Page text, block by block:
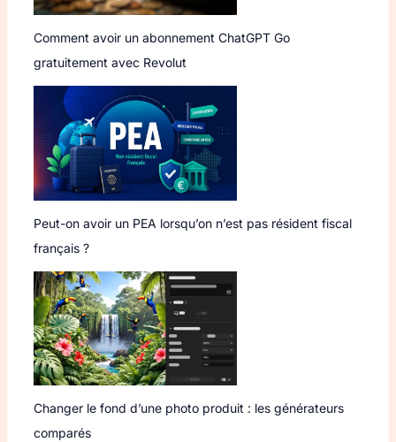
Comment avoir un abonnement ChatGPT Go
gratuitement avec Revolut
Peut-on avoir un PEA lorsqu’on n’est pas résident fiscal
français ?
Changer le fond d’une photo produit : les générateurs
comparés